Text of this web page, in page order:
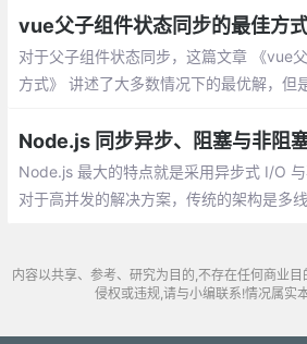
vue父子组件状态同步的最佳方
对于父子组件状态同步，这篇文章 《vue
方式》 讲述了大多数情况下的最优解，但
不同
Node.js 同步异步、阻塞与非阻
Node.js 最大的特点就是采用异步式 I/O 与
对于高并发的解决方案，传统的架构是多
内容以共享、参考、研究为目的,不存在任何商业
侵权或违规,请与小编联系!情况属实